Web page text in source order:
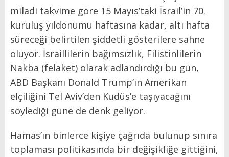
miladi takvime göre 15 Mayıs’taki İsrail’in 70.
kuruluş yıldönümü haftasına kadar, altı hafta
süreceği belirtilen şiddetli gösterilere sahne
oluyor. İsraillilerin bağımsızlık, Filistinlilerin
Nakba (felaket) olarak adlandırdığı bu gün,
ABD Başkanı Donald Trump’ın Amerikan
elçiliğini Tel Aviv’den Kudüs’e taşıyacağını
söylediği güne de denk geliyor.
Hamas’ın binlerce kişiye çağrıda bulunup sınıra
toplaması politikasında bir değişikliğe gittiğini,